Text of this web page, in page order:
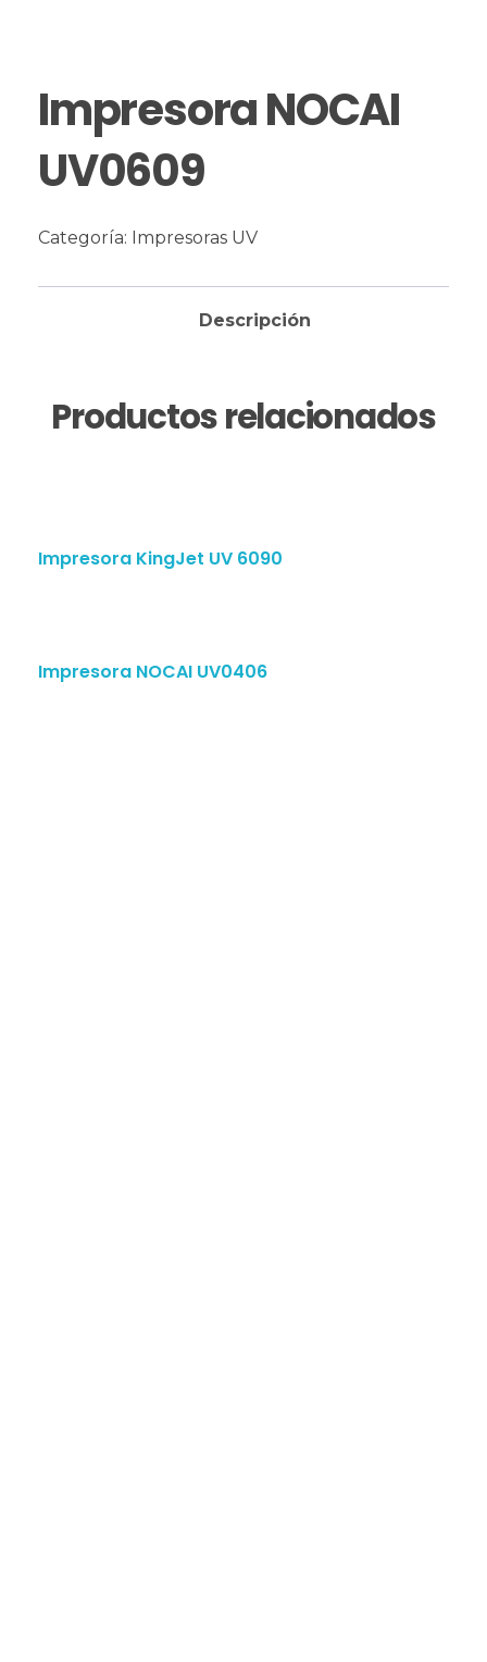
Impresora NOCAI
UV0609
Categoría: Impresoras UV
Descripción
Productos relacionados
Impresora KingJet UV 6090
Impresora NOCAI UV0406